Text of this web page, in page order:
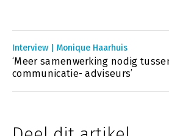
Interview | Monique Haarhuis
‘Meer samenwerking nodig
communicatie- adviseurs’